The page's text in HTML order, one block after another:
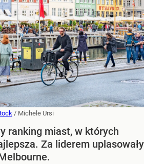
/ Michele Ursi
ranking miast, w których
Za liderem uplasowały